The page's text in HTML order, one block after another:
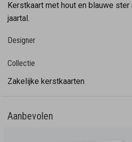
Kerstkaart met hout en blauwe
jaartal.
Designer
Collectie
Zakelijke kerstkaarten
Aanbevolen